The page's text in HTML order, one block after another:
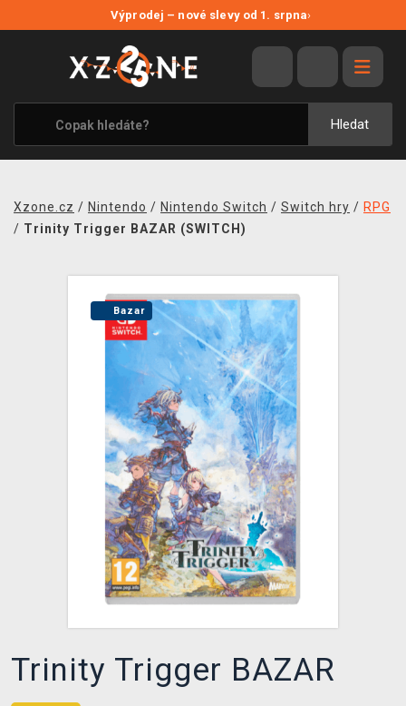
Výprodej – nové slevy od 1. srpna›
Hledat
VÝPRODEJ
VIDEOHRY
XZONE ORIGINALS
TÉMATIKY
MERCHANDISE
XZONE KLUB
TCG & BOARDGAME HUB
VÝKUP HER (BAZAR)
Xzone.cz / Nintendo / Nintendo Switch / Switch hry / RPG
/ Trinity Trigger BAZAR (SWITCH)
Bazar
Trinity Trigger BAZAR